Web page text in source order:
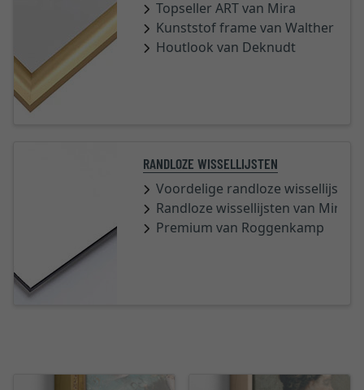
Topseller ART van Mira
Kunststof frame van Walther
Houtlook van Deknudt
RANDLOZE WISSELLIJSTEN
Voordelige randloze wissellijsten
Randloze wissellijsten van Mira
Premium van Roggenkamp